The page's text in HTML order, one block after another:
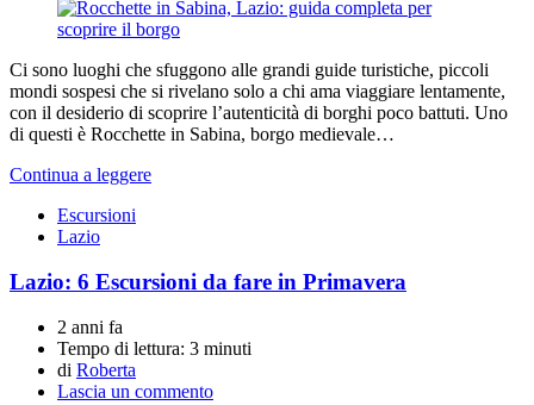
Ci sono luoghi che sfuggono alle grandi guide turistiche, piccoli
mondi sospesi che si rivelano solo a chi ama viaggiare lentamente,
con il desiderio di scoprire l’autenticità di borghi poco battuti. Uno
di questi è Rocchette in Sabina, borgo medievale…
Continua a leggere
Escursioni
Lazio
Lazio: 6 Escursioni da fare in Primavera
2 anni fa
Tempo di lettura: 3 minuti
di Roberta
Lascia un commento